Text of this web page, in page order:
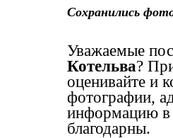
Сохранились
Уважаемые
Котельва?
оценивайте и
фотографии,
информацию в
благодарны.